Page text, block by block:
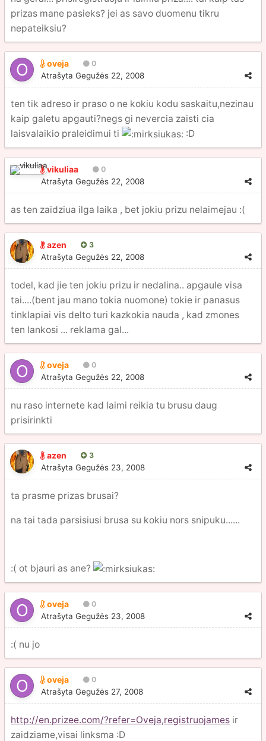
prizas mane pasieks? jei as savo duomenu tikru
nepateiksiu?
oveja 0
Atrašyta Gegužės 22, 2008
ten tik adreso ir praso o ne kokiu kodu saskaitu,nezinau
kaip galetu apgauti?negs gi nevercia zaisti cia
laisvalaikio praleidimui ti
:D
vikuliaa 0
Atrašyta Gegužės 22, 2008
as ten zaidziua ilga laika , bet jokiu prizu nelaimejau :(
azen 3
Atrašyta Gegužės 22, 2008
todel, kad jie ten jokiu prizu ir nedalina.. apgaule visa
tai....(bent jau mano tokia nuomone) tokie ir panasus
tinklapiai vis delto turi kazkokia nauda , kad zmones
ten lankosi ... reklama gal...
oveja 0
Atrašyta Gegužės 22, 2008
nu raso internete kad laimi reikia tu brusu daug
prisirinkti
azen 3
Atrašyta Gegužės 23, 2008
ta prasme prizas brusai?
na tai tada parsisiusi brusa su kokiu nors snipuku......
:( ot bjauri as ane?
oveja 0
Atrašyta Gegužės 23, 2008
:( nu jo
oveja 0
Atrašyta Gegužės 27, 2008
http://en.prizee.com/?refer=Oveja,registruojames ir
zaidziame,visai linksma :D